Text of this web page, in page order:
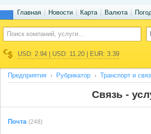
Главная Новости Карта Валюта
USD: 2.94 | USD: 11.20 | EUR: 3.39
Предприятия Рубрикатор Транспорт и
Связь -
Почта (248)